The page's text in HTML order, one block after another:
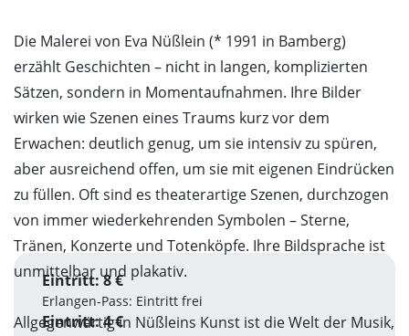
Die Malerei von Eva Nüßlein (* 1991 in Bamberg)
erzählt Geschichten – nicht in langen, komplizierten
Sätzen, sondern in Momentaufnahmen. Ihre Bilder
wirken wie Szenen eines Traums kurz vor dem
Erwachen: deutlich genug, um sie intensiv zu spüren,
aber ausreichend offen, um sie mit eigenen Eindrücken
zu füllen. Oft sind es theaterartige Szenen, durchzogen
von immer wiederkehrenden Symbolen – Sterne,
Tränen, Konzerte und Totenköpfe. Ihre Bildsprache ist
unmittelbar und plakativ.
Allgegenwärtig in Nüßleins Kunst ist die Welt der Musik,
Eintritt: 8 €
Erlangen-Pass: Eintritt frei
Eintritt: 4 €